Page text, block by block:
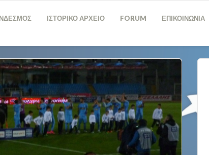
ΙΣΤΟΡΙΚΟ ΑΡΧΕΙΟ FORUM ΕΠΙΚΟΙΝΩΝΙΑ